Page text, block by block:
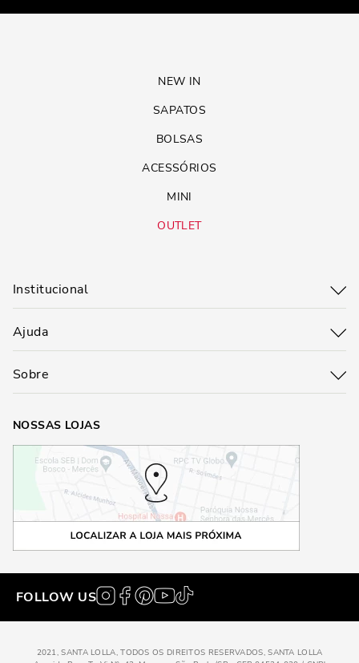
NEW IN
SAPATOS
BOLSAS
ACESSÓRIOS
MINI
OUTLET
Institucional
Ajuda
Sobre
NOSSAS LOJAS
FOLLOW US
2021, SANTA LOLLA, TODOS OS DIREITOS RESERVADOS, SANTA LOLLA